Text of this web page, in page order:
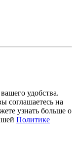
удобства.
соглашаетесь на
узнать больше о
Политике